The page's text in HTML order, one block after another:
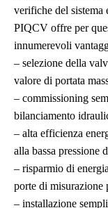
verifiche del
PIQCV offre per
innumerevoli
– selezione della
valore di portata
– commissioning
bilanciamento
– alta efficienza
alla bassa pressione
– risparmio di
porte di misurazione
– installazione